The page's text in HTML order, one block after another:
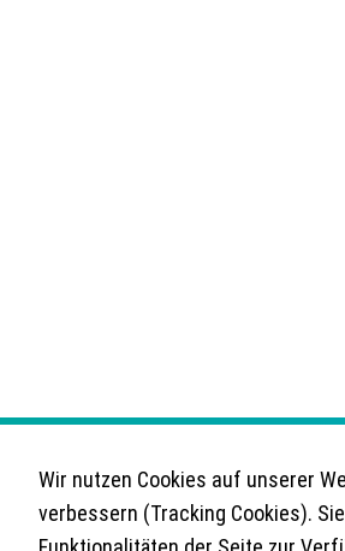
Wir nutzen Cookies auf unserer
verbessern (Tracking Cookies).